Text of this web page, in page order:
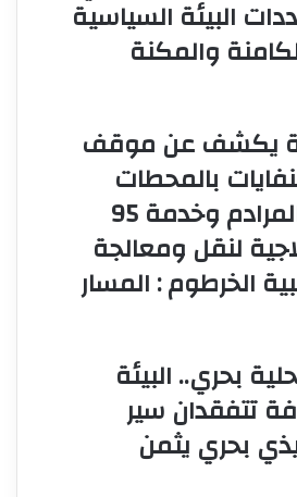
البيئة السياسية
والمكنة
يكشف عن موقف
بالمحطات
الوسيطة والمرادم وخدمة 95
لنقل ومعالجة
الخرطوم : المسار
بحري.. البيئة
تتفقدان سير
بحري يثمن